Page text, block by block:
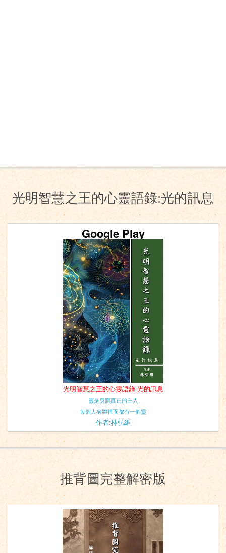
光明智慧之王的心靈語錄:光的訊息
Google Play
光明智慧之王的心靈語錄:光的訊息
靈是身體真正的主人
每個人身體裡面都有一個靈
作者:林弘維
推背圖完整解密版